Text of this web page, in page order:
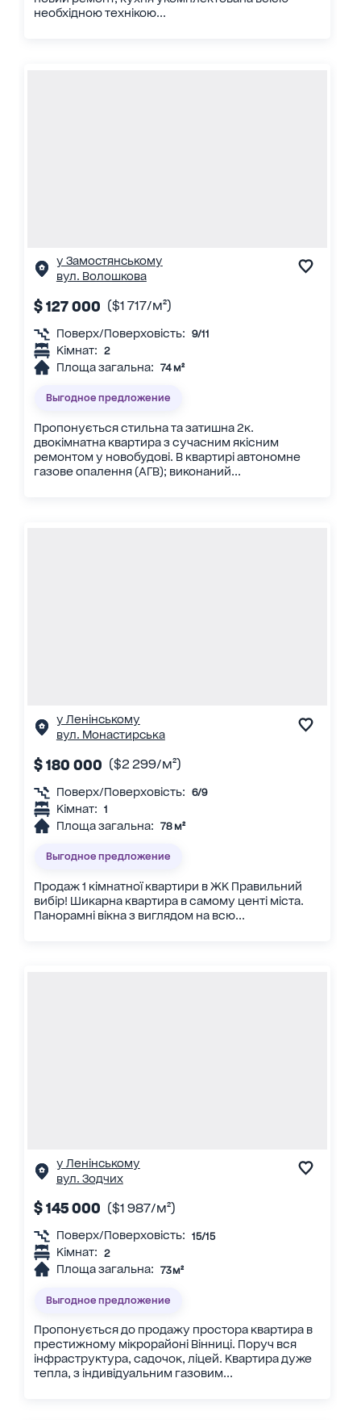
необхідною технікою...
у Замостянському
вул. Волошкова
$ 127 000 ($1 717/м²)
Поверх/Поверховість: 9/11
Кімнат: 2
Площа загальна: 74 м²
Выгодное предложение
Пропонується стильна та затишна 2к.
двокімнатна квартира з сучасним якісним
ремонтом у новобудові. В квартирі автономне
газове опалення (АГВ); виконаний...
у Ленінському
вул. Монастирська
$ 180 000 ($2 299/м²)
Поверх/Поверховість: 6/9
Кімнат: 1
Площа загальна: 78 м²
Выгодное предложение
Продаж 1 кімнатної квартири в ЖК Правильний
вибір! Шикарна квартира в самому центі міста.
Панорамні вікна з виглядом на всю...
у Ленінському
вул. Зодчих
$ 145 000 ($1 987/м²)
Поверх/Поверховість: 15/15
Кімнат: 2
Площа загальна: 73 м²
Выгодное предложение
Пропонується до продажу простора квартира в
престижному мікрорайоні Вінниці. Поруч вся
інфраструктура, садочок, ліцей. Квартира дуже
тепла, з індивідуальним газовим...